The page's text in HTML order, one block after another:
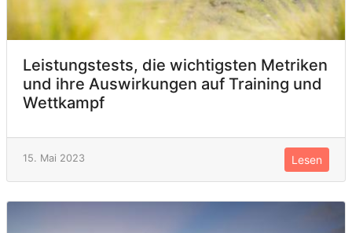
Leistungstests, die wichtigsten Metriken
und ihre Auswirkungen auf Training und
Wettkampf
15. Mai 2023 Lesen